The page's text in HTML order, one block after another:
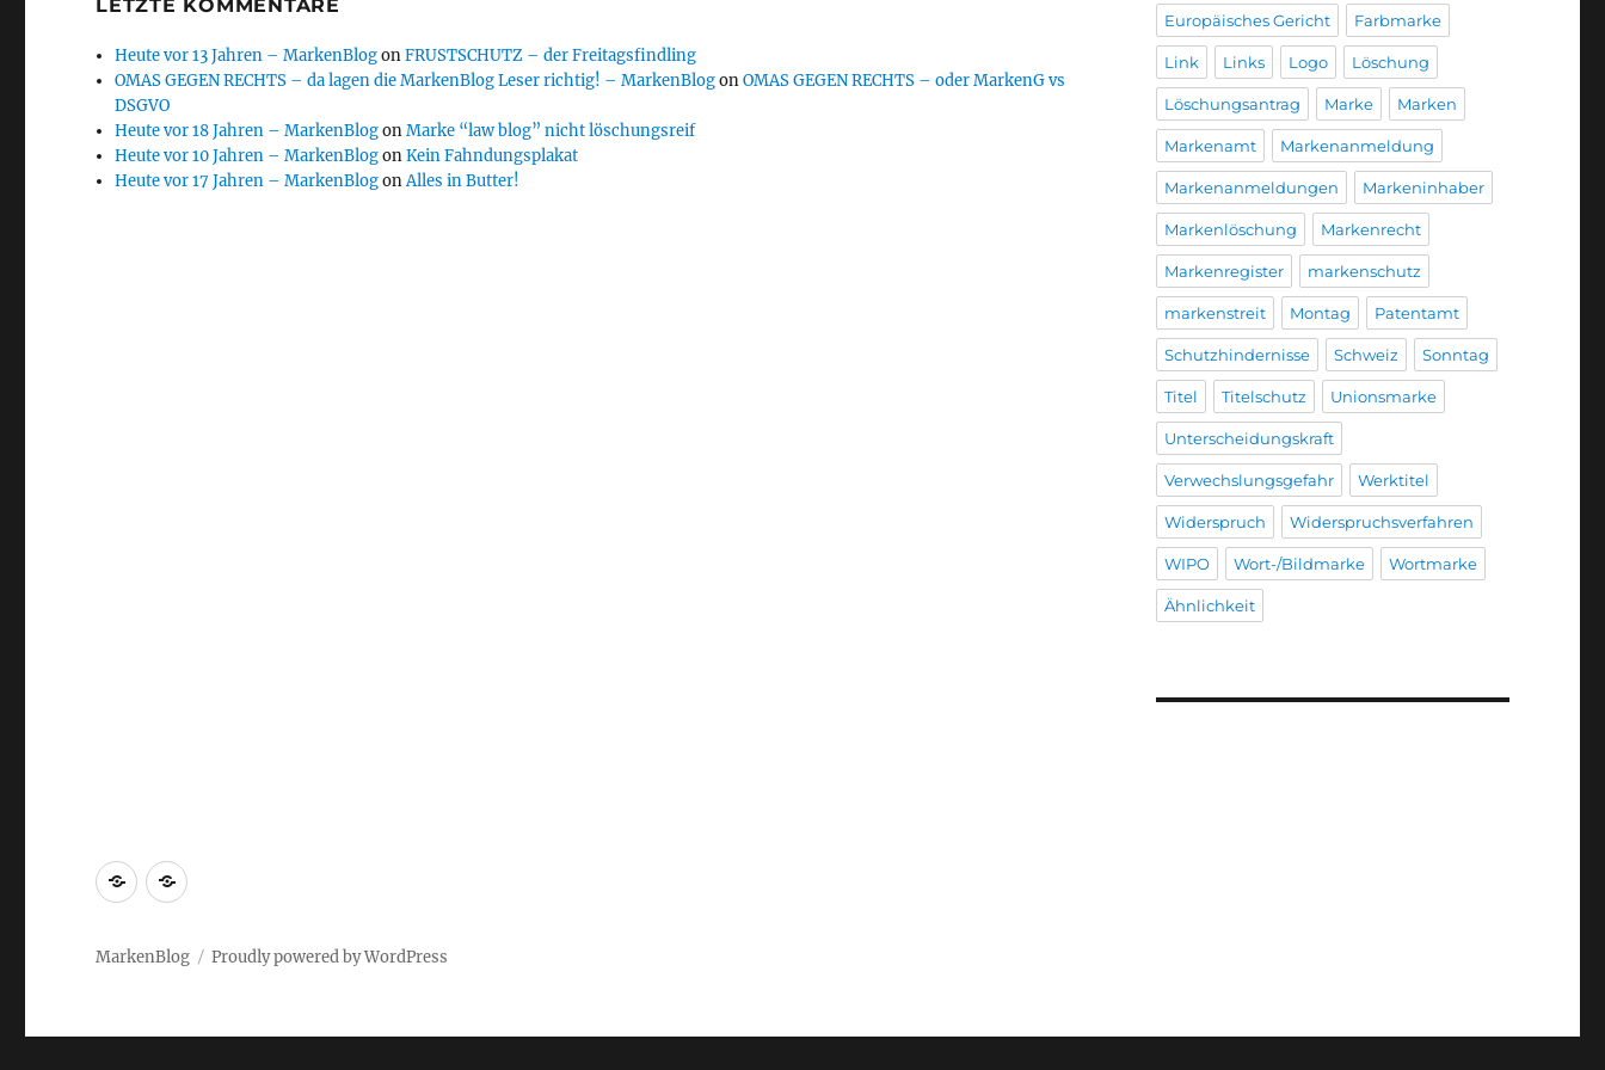
LETZTE KOMMENTARE
Heute vor 13 Jahren – MarkenBlogonFRUSTSCHUTZ – der Freitagsfindling
OMAS GEGEN RECHTS – da lagen die MarkenBlog Leser richtig! – MarkenBlogonOMAS GEGEN RECHTS – oder MarkenG vs
DSGVO
Heute vor 18 Jahren – MarkenBlogonMarke “law blog” nicht löschungsreif
Heute vor 10 Jahren – MarkenBlogonKein Fahndungsplakat
Heute vor 17 Jahren – MarkenBlogonAlles in Butter!
Europäisches Gericht Farbmarke
Link Links Logo Löschung
Löschungsantrag Marke Marken
Markenamt Markenanmeldung
Markenanmeldungen Markeninhaber
Markenlöschung Markenrecht
Markenregister markenschutz
markenstreit Montag Patentamt
Schutzhindernisse Schweiz Sonntag
Titel Titelschutz Unionsmarke
Unterscheidungskraft
Verwechslungsgefahr Werktitel
Widerspruch Widerspruchsverfahren
WIPO Wort-/Bildmarke Wortmarke
Ähnlichkeit
Markenrecherche
Gastbeiträge
MarkenBlog Proudly powered by WordPress